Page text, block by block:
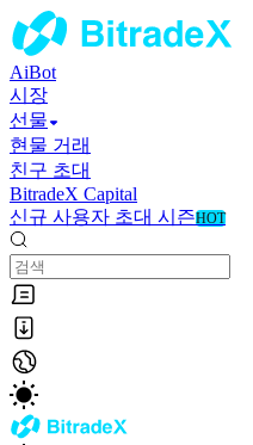
AiBot
시장
선물
현물 거래
친구 초대
BitradeX Capital
신규 사용자 초대 시즌HOT